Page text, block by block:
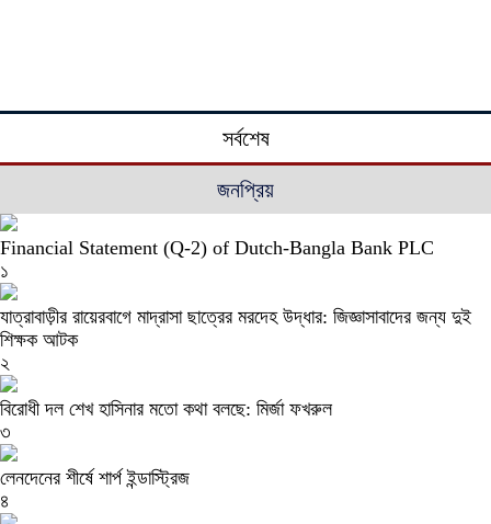
সর্বশেষ
জনপ্রিয়
Financial Statement (Q-2) of Dutch-Bangla Bank PLC
১
যাত্রাবাড়ীর রায়েরবাগে মাদ্রাসা ছাত্রের মরদেহ উদ্ধার: জিজ্ঞাসাবাদের জন্য দুই
শিক্ষক আটক
২
বিরোধী দল শেখ হাসিনার মতো কথা বলছে: মির্জা ফখরুল
৩
লেনদেনের শীর্ষে শার্প ইন্ডাস্ট্রিজ
৪